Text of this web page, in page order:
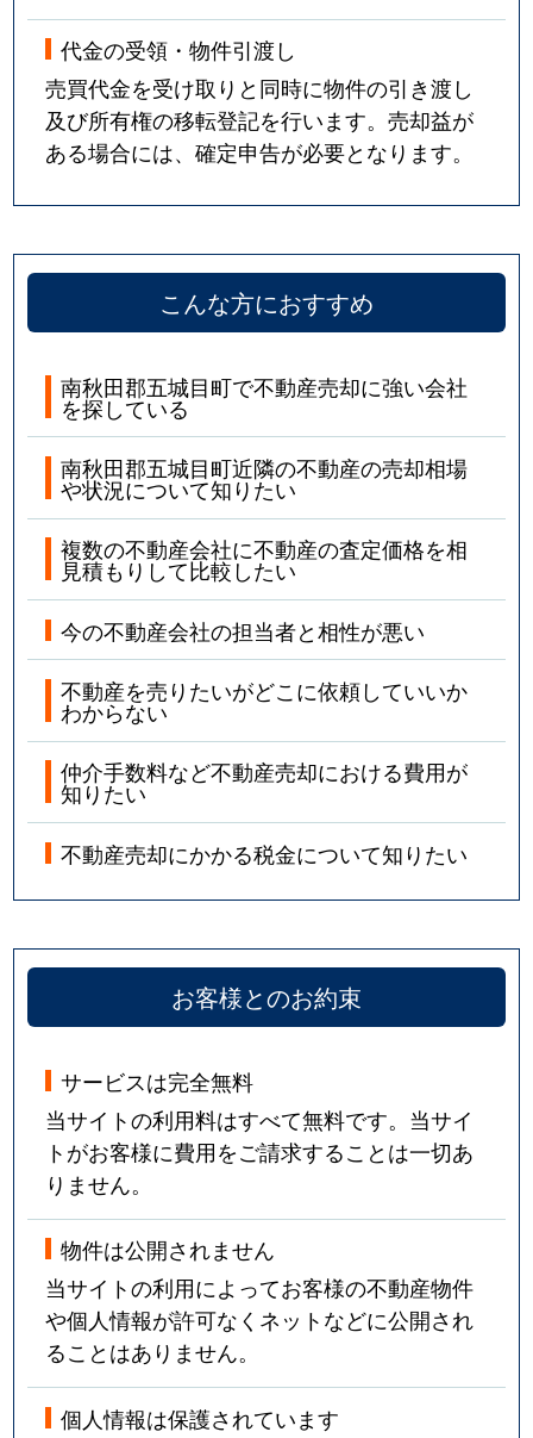
代金の受領・物件引渡し
売買代金を受け取りと同時に物件の引き渡し
及び所有権の移転登記を行います。売却益が
ある場合には、確定申告が必要となります。
こんな方におすすめ
南秋田郡五城目町で不動産売却に強い会社
を探している
南秋田郡五城目町近隣の不動産の売却相場
や状況について知りたい
複数の不動産会社に不動産の査定価格を相
見積もりして比較したい
今の不動産会社の担当者と相性が悪い
不動産を売りたいがどこに依頼していいか
わからない
仲介手数料など不動産売却における費用が
知りたい
不動産売却にかかる税金について知りたい
お客様とのお約束
サービスは完全無料
当サイトの利用料はすべて無料です。当サイ
トがお客様に費用をご請求することは一切あ
りません。
物件は公開されません
当サイトの利用によってお客様の不動産物件
や個人情報が許可なくネットなどに公開され
ることはありません。
個人情報は保護されています